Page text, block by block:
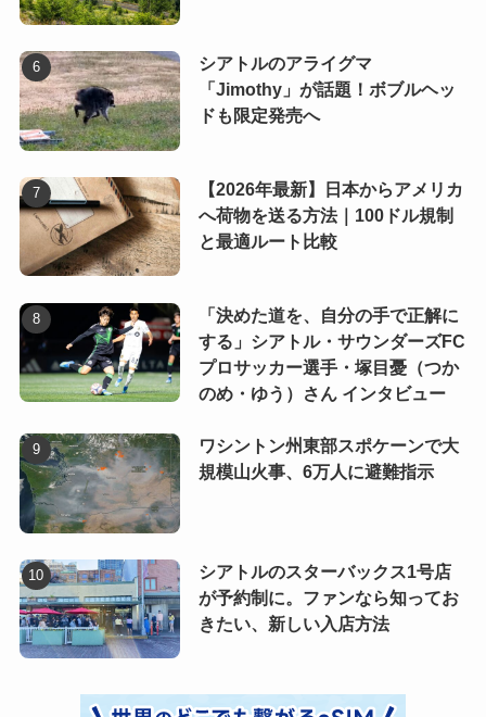
シアトルのアライグマ
「Jimothy」が話題！ボブルヘッ
ドも限定発売へ
【2026年最新】日本からアメリカ
へ荷物を送る方法｜100ドル規制
と最適ルート比較
「決めた道を、自分の手で正解に
する」シアトル・サウンダーズFC
プロサッカー選手・塚目憂（つか
のめ・ゆう）さん インタビュー
ワシントン州東部スポケーンで大
規模山火事、6万人に避難指示
シアトルのスターバックス1号店
が予約制に。ファンなら知ってお
きたい、新しい入店方法